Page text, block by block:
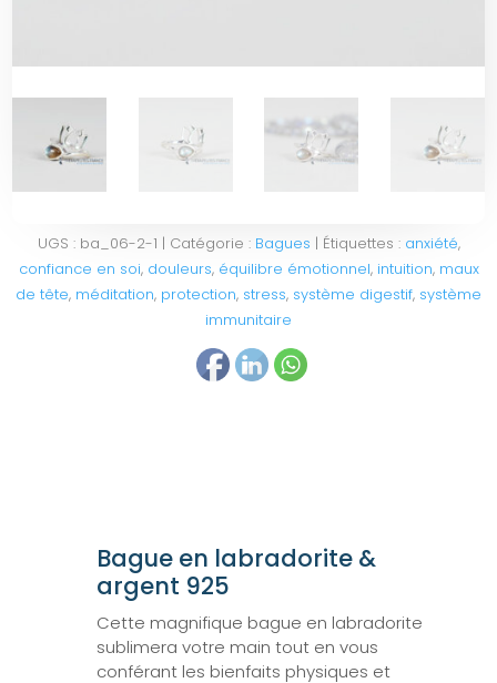
UGS : ba_06-2-1 Catégorie : Bagues Étiquettes : anxiété,
confiance en soi, douleurs, équilibre émotionnel, intuition, maux
de tête, méditation, protection, stress, système digestif, système
immunitaire
Bague en labradorite &
argent 925
Cette magnifique bague en labradorite
sublimera votre main tout en vous
conférant les bienfaits physiques et